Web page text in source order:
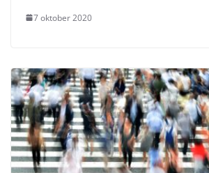
7 oktober 2020